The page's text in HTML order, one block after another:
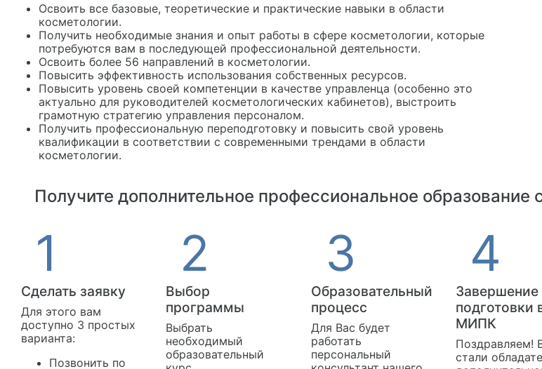
Освоить все базовые, теоретические и практические навыки в области
косметологии.
Получить необходимые знания и опыт работы в сфере косметологии, которые
потребуются вам в последующей профессиональной деятельности.
Освоить более 56 направлений в косметологии.
Повысить эффективность использования собственных ресурсов.
Повысить уровень своей компетенции в качестве управленца (особенно это
актуально для руководителей косметологических кабинетов), выстроить
грамотную стратегию управления персоналом.
Получить профессиональную переподготовку и повысить свой уровень
квалификации в соответствии с современными трендами в области
косметологии.
Получите дополнительное профессиональное образование
Сделать заявку
Для этого вам
доступно 3 простых
варианта:
Позвонить по
Выбор
программы
Выбрать
необходимый
образовательный
Образовательный
процесс
Для Вас будет
работать
персональный
Завершение
подготовки
МИПК
Поздравляем!
стали